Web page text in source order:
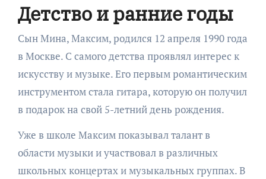
Детство и ранние годы
Сын Мина, Максим, родился 12 апреля 1990 года
в Москве. С самого детства проявлял интерес к
искусству и музыке. Его первым романтическим
инструментом стала гитара, которую он получил
в подарок на свой 5-летний день рождения.
Уже в школе Максим показывал талант в
области музыки и участвовал в различных
школьных концертах и музыкальных группах. В